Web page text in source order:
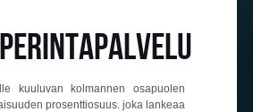
kuuluvan kolmannen osapuolen
prosenttiosuus. joka lankeaa